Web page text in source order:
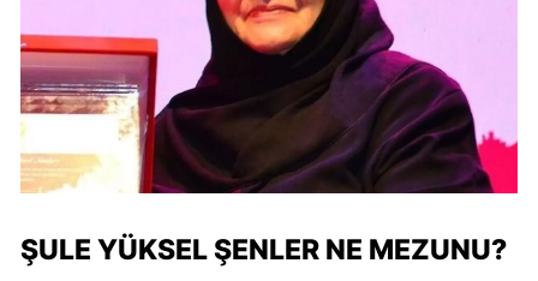
ŞULE YÜKSEL ŞENLER NE MEZUNU?